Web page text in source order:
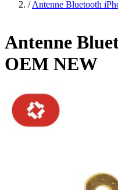
/ Antenne Bluetooth
Antenne
OEM NEW